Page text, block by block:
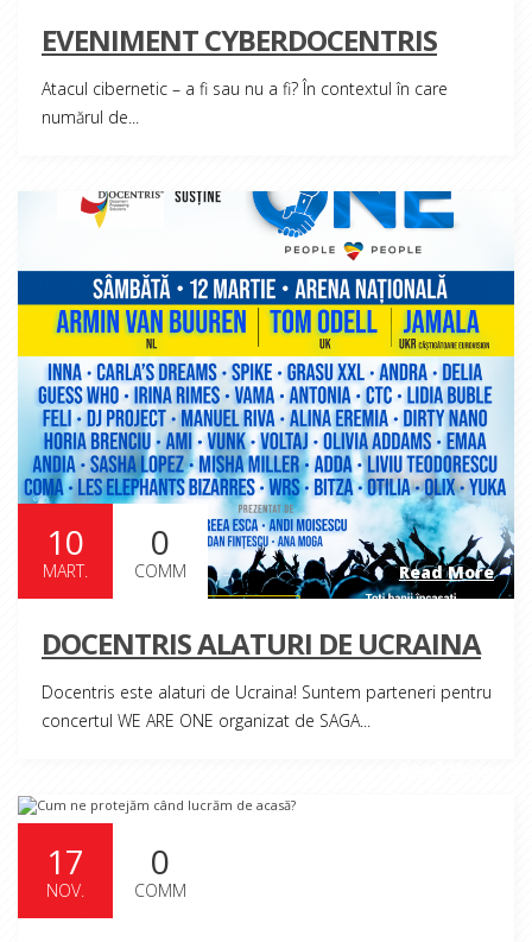
EVENIMENT CYBERDOCENTRIS
Atacul cibernetic – a fi sau nu a fi? În contextul în care
numărul de...
Read More
10
MART.
0
COMM
DOCENTRIS ALATURI DE UCRAINA
Docentris este alaturi de Ucraina! Suntem parteneri pentru
concertul WE ARE ONE organizat de SAGA...
17
NOV.
0
COMM